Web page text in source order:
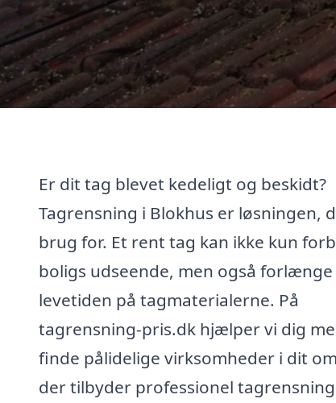
Er dit tag blevet kedeligt og beskidt?
Tagrensning i Blokhus er løsningen,
brug for. Et rent tag kan ikke kun
boligs udseende, men også forlænge
levetiden på tagmaterialerne. På
tagrensning-pris.dk hjælper vi dig
finde pålidelige virksomheder i dit
der tilbyder professionel